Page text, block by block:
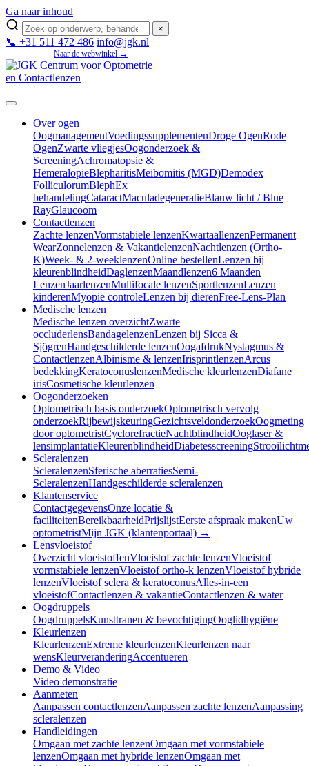
Ga naar inhoud
×
📞 +31 511 472 486 info@jgk.nl
Naar de webwinkel →
Over ogen
OogmanagementVoedingssupplementenDroge OgenRode
OgenZwarte vliegjesOogonderzoek &
ScreeningAchromatopsie &
HemeralopieBlepharitisMeibomitis (MGD)Demodex
FolliculorumBlephEx
behandelingCataractMaculadegeneratieBlauw licht / Blue
RayGlaucoom
Contactlenzen
Zachte lenzenVormstabiele lenzenKwartaallenzenPermanent
WearZonnelenzen & VakantielenzenNachtlenzen (Ortho-
K)Week- & 2-weeklenzenOnline bestellenLenzen bij
kleurenblindheidDaglenzenMaandlenzen6 Maanden
LenzenJaarlenzenMultifocale lenzenSportlenzenLenzen
kinderenMyopie controleLenzen bij dierenFree-Lens-Plan
Medische lenzen
Medische lenzen overzichtZwarte
occluderlensBandagelenzenLenzen bij Sicca &
SjögrenHandgeschilderde lenzenOogafdrukNystagmus &
ContactlenzenAlbinisme & lenzenIrisprintlenzenArcus
bedekkingKeratoconuslenzenMedische kleurlenzenDiafane
irisCosmetische kleurlenzen
Oogonderzoeken
Optometrisch basis onderzoekOptometrisch vervolg
onderzoekRijbewijskeuringGezichtsveldonderzoekOogmeting
door optometristCyclorefractieNachtblindheidOoglaser &
lensimplantatieKleurenblindheidDiabetesscreening
Scleralenzen
ScleralenzenSferische aberratiesSemi-
ScleralenzenHandgeschilderde scleralenzen
Klantenservice
ContactgegevensOnze locatie &
faciliteitenBereikbaarheidPrijslijstEerste afspraak makenUw
optometristMijn JGK (klantenportaal) →
Lensvloeistof
Overzicht vloeistoffenVloeistof zachte lenzenVloeistof
vormstabiele lenzenVloeistof ortho-k lenzenVloeistof hybride
lenzenVloeistof sclera & keratoconusAlles-in-een
vloeistofContactlenzen & vakantieContactlenzen & water
Oogdruppels
OogdruppelsKunsttranen & bevochtigingOoglidhygiëne
Kleurlenzen
KleurlenzenExtreme kleurlenzenKleurlenzen naar
wensKleurveranderingAccentueren
Demo & Video
Video demonstratie
Aanmeten
Aanpassen contactlenzenAanpassen zachte lenzenAanpassing
scleralenzen
Handleidingen
Omgaan met zachte lenzenOmgaan met vormstabiele
lenzenOmgaan met hybride lenzenOmgaan met